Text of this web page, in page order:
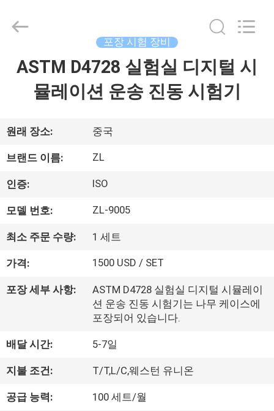
집
품
동
영
우
리
대
하
여
Dongguan
Zhongli
포장 시험 장비
ASTM D4728 실험실 디지털 시
뮬레이션 운송 진동 시험기
원래 장소: 중국
브랜드 이름: ZL
인증: ISO
모델 번호: ZL-9005
최소 주문 수량: 1 세트
가격: 1500 USD / SET
포장 세부 사항:
ASTM D4728 실험실 디지털 시뮬레이
션 운송 진동 시험기는 나무 케이스에
포장되어 있습니다.
배달 시간: 5-7일
지불 조건: T/T,L/C,웨스턴 유니온
공급 능력: 100 세트/월